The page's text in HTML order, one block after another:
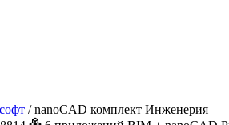
/ nanoCAD комплект Инженерия